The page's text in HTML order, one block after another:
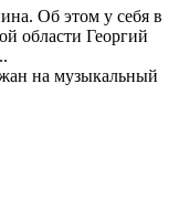
Об этом у себя в
области Георгий